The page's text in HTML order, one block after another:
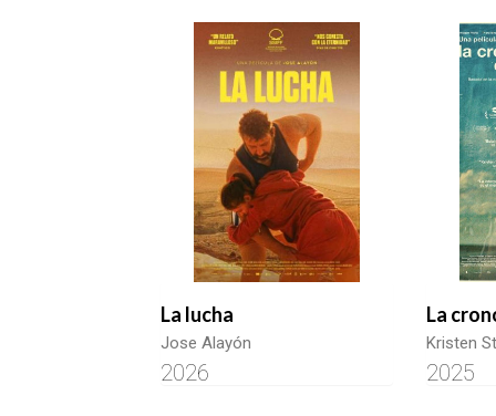
La lucha
Jose Alayón
2026
La
Kristen
2025